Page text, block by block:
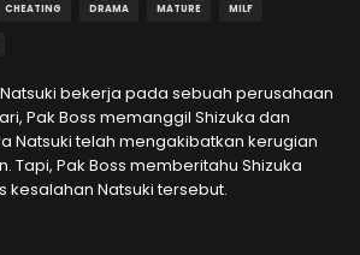
CHEATING DRAMA MATURE MILF
bekerja pada sebuah perusahaan
Pak Boss memanggil Shizuka dan
Natsuki telah mengakibatkan kerugian
Tapi, Pak Boss memberitahu Shizuka
kesalahan Natsuki tersebut.